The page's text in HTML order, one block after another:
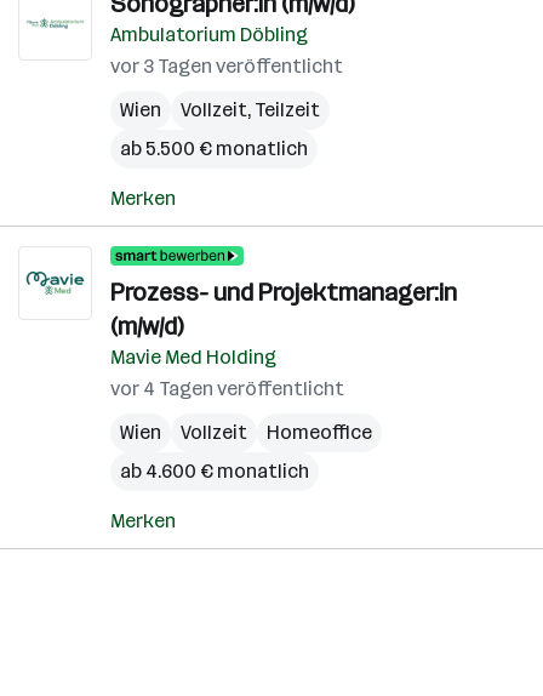
Ambulatorium Döbling
vor 3 Tagen veröffentlicht
Wien
Vollzeit, Teilzeit
ab 5.500 € monatlich
Merken
Prozess- und Projektmanager:in
(m/w/d)
Mavie Med Holding
vor 4 Tagen veröffentlicht
Wien
Vollzeit
Homeoffice
ab 4.600 € monatlich
Merken